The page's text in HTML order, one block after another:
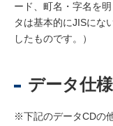
ード、町名・字名を
タは基本的にJISにな
したものです。）
データ仕様
※下記のデータCDの